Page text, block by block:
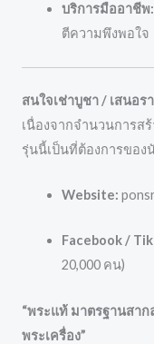
บริการมืออาชีพ:
ตีความพึงพอใจ
สนใจเช่าบูชา / เสนอร
เนื่องจากจำนวนการส
รุ่นนี้เป็นที่ต้องการของ
Website:
Facebook /
20,000 คน)
“พระแท้ มาตรฐานสา
พระเครื่อง”